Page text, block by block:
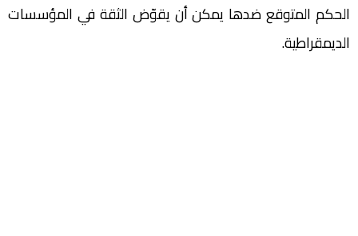
الحكم المتوقع ضدها يمكن أن يقوّض الثقة في المؤسسات
الديمقراطية.